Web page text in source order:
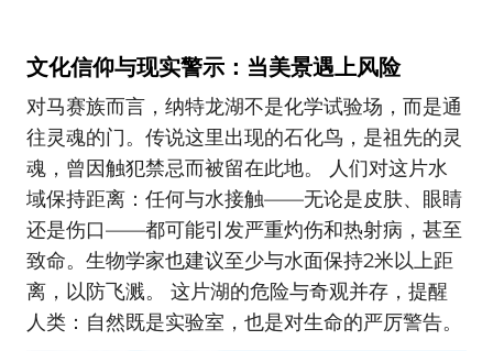
文化信仰与现实警示：当美景遇上风险
对马赛族而言，纳特龙湖不是化学试验场，而是通
往灵魂的门。传说这里出现的石化鸟，是祖先的灵
魂，曾因触犯禁忌而被留在此地。 人们对这片水
域保持距离：任何与水接触——无论是皮肤、眼睛
还是伤口——都可能引发严重灼伤和热射病，甚至
致命。生物学家也建议至少与水面保持2米以上距
离，以防飞溅。 这片湖的危险与奇观并存，提醒
人类：自然既是实验室，也是对生命的严厉警告。